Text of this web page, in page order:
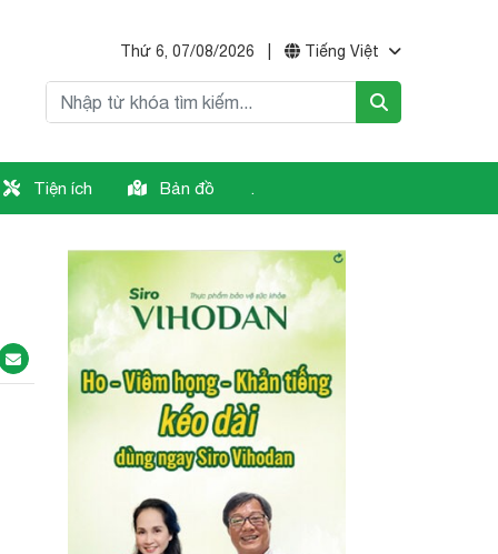
Thứ 6, 07/08/2026 Tiếng Việt
Tiện ích Bản đồ .